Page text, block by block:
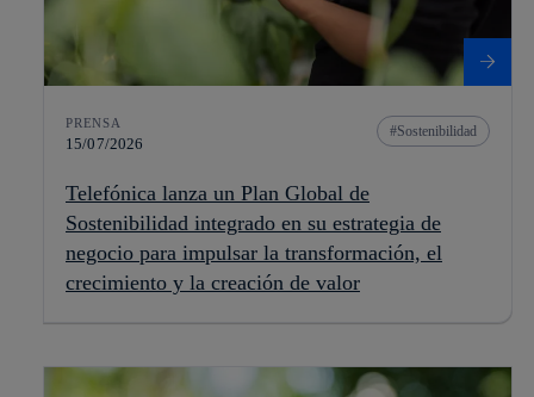
PRENSA
15/07/2026
Sostenibilidad
Telefónica lanza un Plan Global de
Sostenibilidad integrado en su estrategia de
negocio para impulsar la transformación, el
crecimiento y la creación de valor